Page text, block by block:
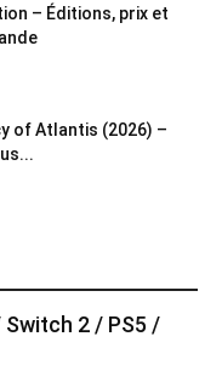
– Éditions, prix et
of Atlantis (2026) –
2 / PS5 /